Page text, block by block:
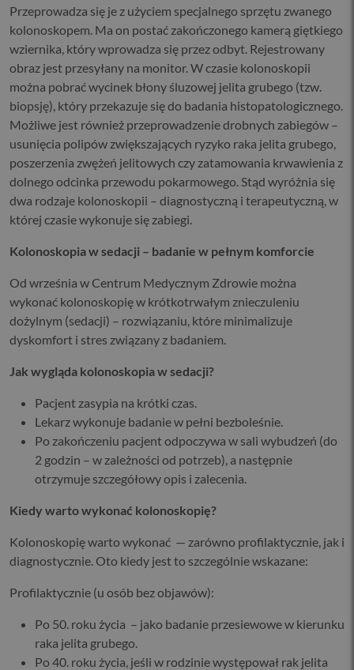
Przeprowadza się je z użyciem specjalnego sprzętu zwanego
kolonoskopem. Ma on postać zakończonego kamerą giętkiego
wziernika, który wprowadza się przez odbyt. Rejestrowany
obraz jest przesyłany na monitor. W czasie kolonoskopii
można pobrać wycinek błony śluzowej jelita grubego (tzw.
biopsję), który przekazuje się do badania histopatologicznego.
Możliwe jest również przeprowadzenie drobnych zabiegów –
usunięcia polipów zwiększających ryzyko raka jelita grubego,
poszerzenia zwężeń jelitowych czy zatamowania krwawienia z
dolnego odcinka przewodu pokarmowego. Stąd wyróżnia się
dwa rodzaje kolonoskopii – diagnostyczną i terapeutyczną, w
której czasie wykonuje się zabiegi.
Kolonoskopia w sedacji – badanie w pełnym komforcie
Od września w Centrum Medycznym Zdrowie można
wykonać kolonoskopię w krótkotrwałym znieczuleniu
dożylnym (sedacji) – rozwiązaniu, które minimalizuje
dyskomfort i stres związany z badaniem.
Jak wygląda kolonoskopia w sedacji?
Pacjent zasypia na krótki czas.
Lekarz wykonuje badanie w pełni bezboleśnie.
Po zakończeniu pacjent odpoczywa w sali wybudzeń (do
2 godzin – w zależności od potrzeb), a następnie
otrzymuje szczegółowy opis i zalecenia.
Kiedy warto wykonać kolonoskopię?
Kolonoskopię warto wykonać — zarówno profilaktycznie, jak i
diagnostycznie. Oto kiedy jest to szczególnie wskazane:
Profilaktycznie (u osób bez objawów):
Po 50. roku życia – jako badanie przesiewowe w kierunku
raka jelita grubego.
Po 40. roku życia, jeśli w rodzinie występował rak jelita